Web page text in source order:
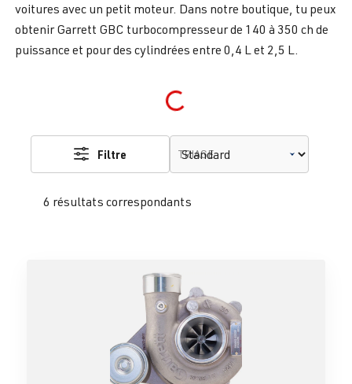
voitures avec un petit moteur. Dans notre boutique, tu peux
obtenir Garrett GBC turbocompresseur de 140 à 350 ch de
puissance et pour des cylindrées entre 0,4 L et 2,5 L.
Loading...
6 résultats correspondants
Filtre TRIAGE